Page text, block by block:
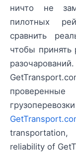
ничто не
пилотных
сравнить
чтобы
reliability of